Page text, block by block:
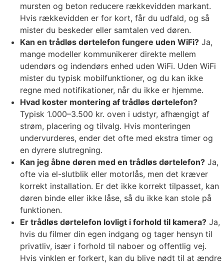
mursten og beton reducere rækkevidden markant.
Hvis rækkevidden er for kort, får du udfald, og så
mister du beskeder eller samtalen ved døren.
Kan en trådløs dørtelefon fungere uden WiFi? Ja,
mange modeller kommunikerer direkte mellem
udendørs og indendørs enhed uden WiFi. Uden WiFi
mister du typisk mobilfunktioner, og du kan ikke
regne med notifikationer, når du ikke er hjemme.
Hvad koster montering af trådløs dørtelefon?
Typisk 1.000–3.500 kr. oven i udstyr, afhængigt af
strøm, placering og tilvalg. Hvis monteringen
undervurderes, ender det ofte med ekstra timer og
en dyrere slutregning.
Kan jeg åbne døren med en trådløs dørtelefon? Ja,
ofte via el-slutblik eller motorlås, men det kræver
korrekt installation. Er det ikke korrekt tilpasset, kan
døren binde eller ikke låse, så du ikke kan stole på
funktionen.
Er trådløs dørtelefon lovligt i forhold til kamera? Ja,
hvis du filmer din egen indgang og tager hensyn til
privatliv, især i forhold til naboer og offentlig vej.
Hvis vinklen er forkert, kan du blive nødt til at ændre